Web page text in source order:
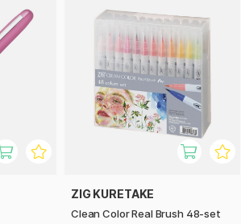
ZIG KURETAKE
Clean Color Real Brush 48-set